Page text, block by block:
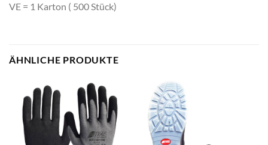
VE = 1 Karton ( 500 Stück)
ÄHNLICHE PRODUKTE